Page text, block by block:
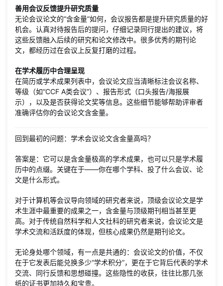
善用会议反馈提升研究质量
无论会议论文的“含金量”如何，会议报告都是提升研究质量的好
机会。认真对待报告后的提问，仔细记录同行提出的建议，将
这些反馈融入后续的研究和论文修改中。很多优秀的期刊论
文，都经历过在会议上反复打磨的过程。
在学术履历中合理呈现
在简历或学术成果列表中，会议论文应当清晰标注会议名称、
等级（如“CCF A类会议”）、报告形式（口头报告/海报展
示），以及是否获得论文奖等信息。这些细节能够帮助评审者
准确评估你的会议论文含金量。
回到最初的问题：学术会议论文含金量高吗？
答案是：它可以是含金量极高的学术成果，也可以只是学术履
历中的点缀。关键在于——你在哪个学科、投了什么会议、论
文是什么形式。
对于计算机等会议导向领域的研究者来说，顶级会议论文是学
术生涯中最重要的成果之一，含金量与顶级期刊相当甚至更
高。对于传统自然科学和人文社科的研究者来说，会议论文是
学术交流和活跃度的体现，但核心成果仍然是期刊论文。
无论身处哪个领域，有一点是共通的：会议论文的价值，不仅
在于它发表后能兑换多少“学术积分”，更在于它背后代表的学术
交流、同行反馈和思想碰撞。这些隐性的收获，往往比那几张
纸的证书更加持久和宝贵。